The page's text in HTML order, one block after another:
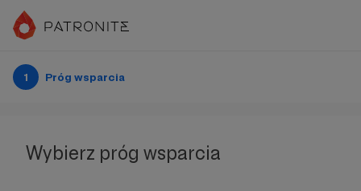
1 Próg wsparcia
Wybierz próg wsparcia